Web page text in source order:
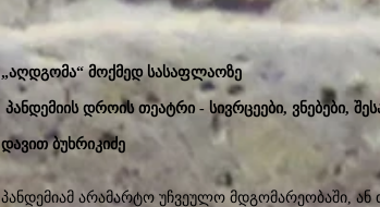
„აღდგომა“ მოქმედ სასაფლაოზე
პანდემიის დროის თეატრი - სივრცეები, ვნებები,
დავით ბუხრიკიძე
პანდემიამ არამარტო უჩვეულო მდგომარეობაში, ან